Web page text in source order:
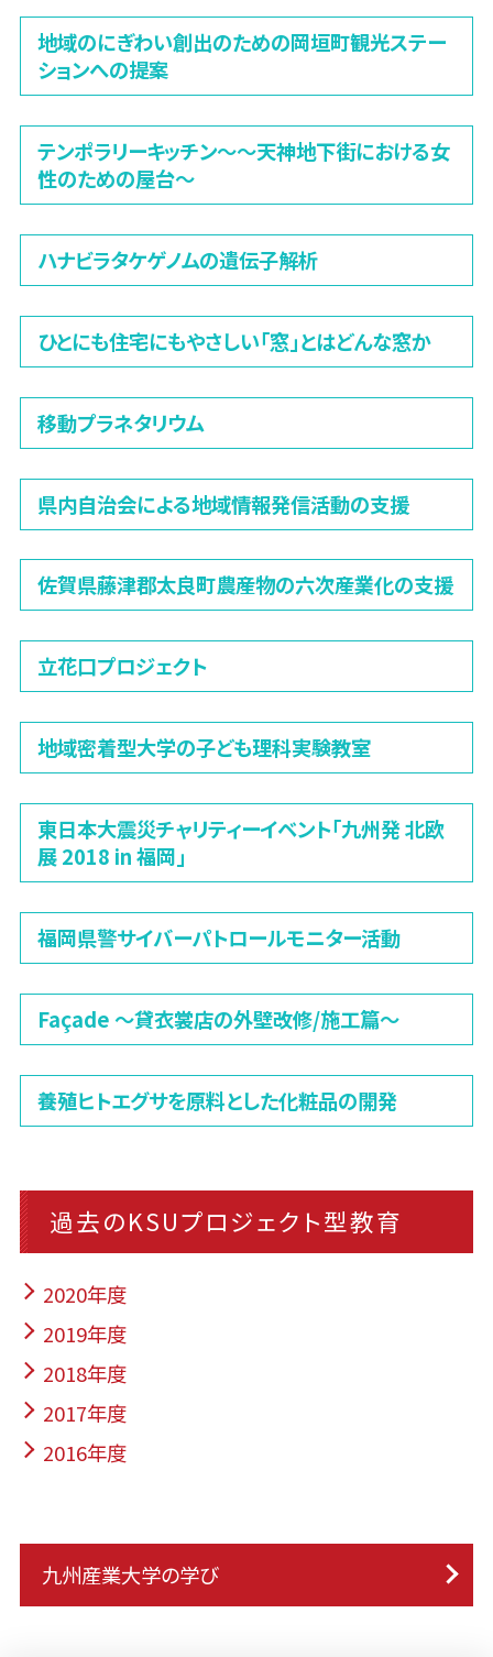
地域のにぎわい創出のための岡垣町観光ステー
ションへの提案
テンポラリーキッチン〜～天神地下街における女
性のための屋台〜
ハナビラタケゲノムの遺伝子解析
ひとにも住宅にもやさしい「窓」とはどんな窓か
移動プラネタリウム
県内自治会による地域情報発信活動の支援
佐賀県藤津郡太良町農産物の六次産業化の支援
立花口プロジェクト
地域密着型大学の子ども理科実験教室
東日本大震災チャリティーイベント「九州発 北欧
展 2018 in 福岡」
福岡県警サイバーパトロールモニター活動
Façade 〜貸衣裳店の外壁改修/施工篇〜
養殖ヒトエグサを原料とした化粧品の開発
過去のKSUプロジェクト型教育
2020年度
2019年度
2018年度
2017年度
2016年度
九州産業大学の学び